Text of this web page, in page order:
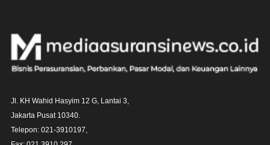
Jl. KH Wahid Hasyim 12 G, Lantai 3,
Jakarta Pusat 10340.
Telepon: 021-3910197,